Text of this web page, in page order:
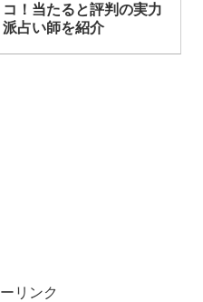
コ！当たると評判の実力
派占い師を紹介
リンク